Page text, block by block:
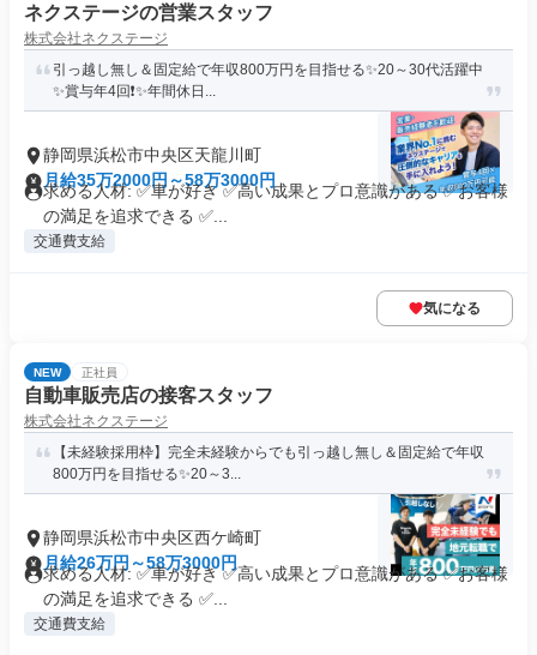
ネクステージの営業スタッフ
株式会社ネクステージ
引っ越し無し＆固定給で年収800万円を目指せる✨20～30代活躍中
✨賞与年4回❗✨年間休日...
静岡県浜松市中央区天龍川町
月給35万2000円～58万3000円
求める人材: ✅車が好き ✅高い成果とプロ意識がある ✅お客様
の満足を追求できる ✅...
交通費支給
気になる
NEW 正社員
自動車販売店の接客スタッフ
株式会社ネクステージ
【未経験採用枠】完全未経験からでも引っ越し無し＆固定給で年収
800万円を目指せる✨20～3...
静岡県浜松市中央区西ケ崎町
月給26万円～58万3000円
求める人材: ✅車が好き ✅高い成果とプロ意識がある ✅お客様
の満足を追求できる ✅...
交通費支給